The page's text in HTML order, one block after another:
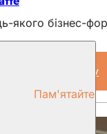
якого бізнес-
Пам'ятайте
заходу